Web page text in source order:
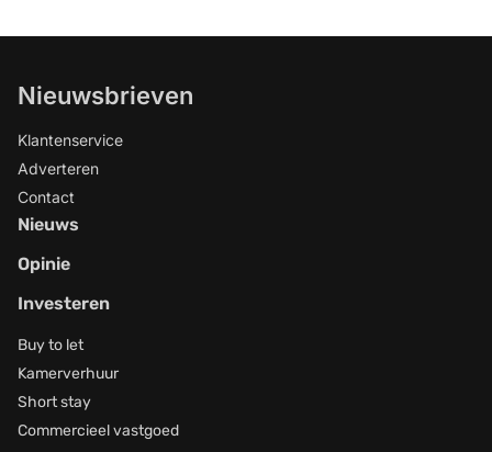
Nieuwsbrieven
Klantenservice
Adverteren
Contact
Nieuws
Opinie
Investeren
Buy to let
Kamerverhuur
Short stay
Commercieel vastgoed